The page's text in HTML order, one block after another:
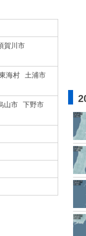
賀川市
海村
土浦市
山市
下野市